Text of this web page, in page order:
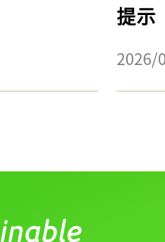
提示
2026/